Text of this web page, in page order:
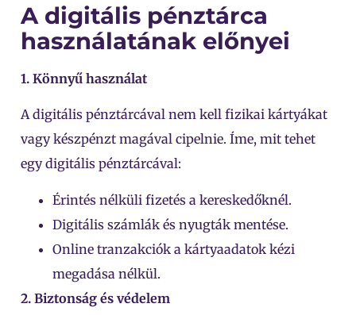
A digitális pénztárca
használatának előnyei
1. Könnyű használat
A digitális pénztárcával nem kell fizikai kártyákat
vagy készpénzt magával cipelnie. Íme, mit tehet
egy digitális pénztárcával:
Érintés nélküli fizetés a kereskedőknél.
Digitális számlák és nyugták mentése.
Online tranzakciók a kártyaadatok kézi
megadása nélkül.
2. Biztonság és védelem